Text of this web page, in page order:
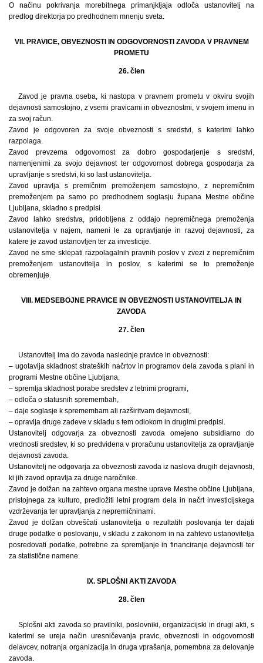
O načinu pokrivanja morebitnega primanjkljaja odloča ustanovitelj na
predlog direktorja po predhodnem mnenju sveta.
VII. PRAVICE, OBVEZNOSTI IN ODGOVORNOSTI ZAVODA V PRAVNEM
PROMETU
26. člen
Zavod je pravna oseba, ki nastopa v pravnem prometu v okviru svojih
dejavnosti samostojno, z vsemi pravicami in obveznostmi, v svojem imenu in
za svoj račun.
Zavod je odgovoren za svoje obveznosti s sredstvi, s katerimi lahko
razpolaga.
Zavod prevzema odgovornost za dobro gospodarjenje s sredstvi,
namenjenimi za svojo dejavnost ter odgovornost dobrega gospodarja za
upravljanje s sredstvi, ki so last ustanovitelja.
Zavod upravlja s premičnim premoženjem samostojno, z nepremičnim
premoženjem pa samo po predhodnem soglasju župana Mestne občine
Ljubljana, skladno s predpisi.
Zavod lahko sredstva, pridobljena z oddajo nepremičnega premoženja
ustanovitelja v najem, nameni le za opravljanje in razvoj dejavnosti, za
katere je zavod ustanovljen ter za investicije.
Zavod ne sme sklepati razpolagalnih pravnih poslov v zvezi z nepremičnim
premoženjem ustanovitelja in poslov, s katerimi se to premoženje
obremenjuje.
VIII. MEDSEBOJNE PRAVICE IN OBVEZNOSTI USTANOVITELJA IN
ZAVODA
27. člen
Ustanovitelj ima do zavoda naslednje pravice in obveznosti:
– ugotavlja skladnost strateških načrtov in programov dela zavoda s plani in
programi Mestne občine Ljubljana,
– spremlja skladnost porabe sredstev z letnimi programi,
– odloča o statusnih spremembah,
– daje soglasje k spremembam ali razširitvam dejavnosti,
– opravlja druge zadeve v skladu s tem odlokom in drugimi predpisi.
Ustanovitelj odgovarja za obveznosti zavoda omejeno subsidiarno do
vrednosti sredstev, ki so predvidena v proračunu ustanovitelja za opravljanje
dejavnosti zavoda.
Ustanovitelj ne odgovarja za obveznosti zavoda iz naslova drugih dejavnosti,
ki jih zavod opravlja za druge naročnike.
Zavod je dolžan na zahtevo organa mestne uprave Mestne občine Ljubljana,
pristojnega za kulturo, predložiti letni program dela in načrt investicijskega
vzdrževanja ter upravljanja z nepremičninami.
Zavod je dolžan obveščati ustanovitelja o rezultatih poslovanja ter dajati
druge podatke o poslovanju, v skladu z zakonom in na zahtevo ustanovitelja
posredovati podatke, potrebne za spremljanje in financiranje dejavnosti ter
za statistične namene.
IX. SPLOŠNI AKTI ZAVODA
28. člen
Splošni akti zavoda so pravilniki, poslovniki, organizacijski in drugi akti, s
katerimi se ureja način uresničevanja pravic, obveznosti in odgovornosti
delavcev, notranja organizacija in druga vprašanja, pomembna za delovanje
zavoda.